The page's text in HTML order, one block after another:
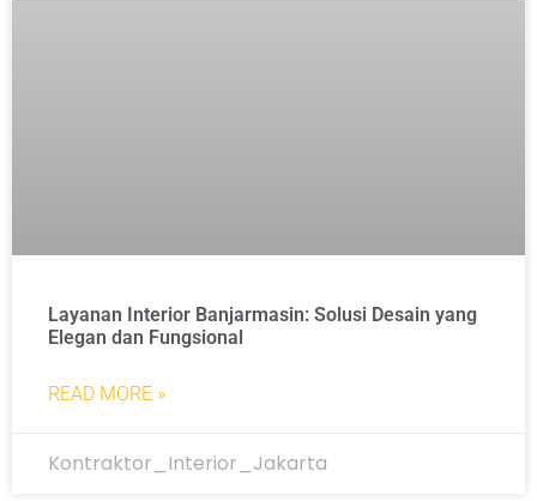
Layanan Interior Banjarmasin: Solusi Desain yang
Elegan dan Fungsional
READ MORE »
Kontraktor_Interior_Jakarta